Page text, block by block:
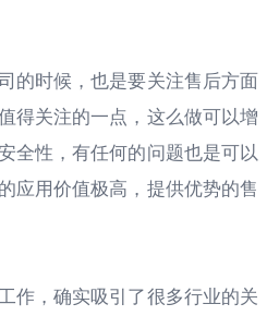
的时候，也是要关注售后方面
得关注的一点，这么做可以增
全性，有任何的问题也是可以
应用价值极高，提供优势的售
作，确实吸引了很多行业的关